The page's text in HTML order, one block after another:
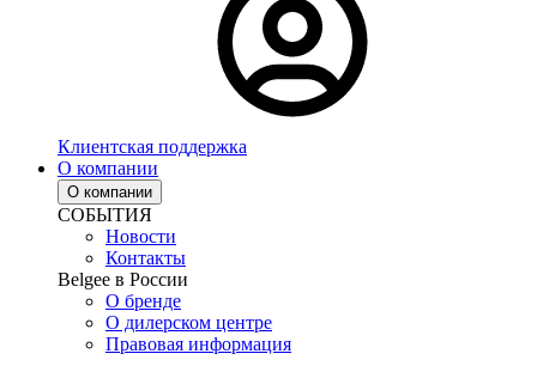
Клиентская поддержка
О компании
О компании
СОБЫТИЯ
Новости
Контакты
Belgee в России
О бренде
О дилерском центре
Правовая информация